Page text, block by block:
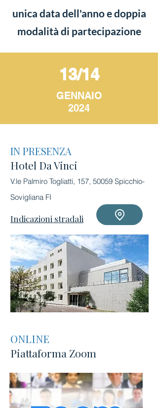
unica data dell'anno e doppia
modalità di partecipazione
13/14
GENNAIO
2024
IN PRESENZA
Hotel Da Vinci
V.le Palmiro Togliatti, 157, 50059 Spicchio-
Sovigliana FI
Indicazioni stradali
ONLINE
Piattaforma Zoom